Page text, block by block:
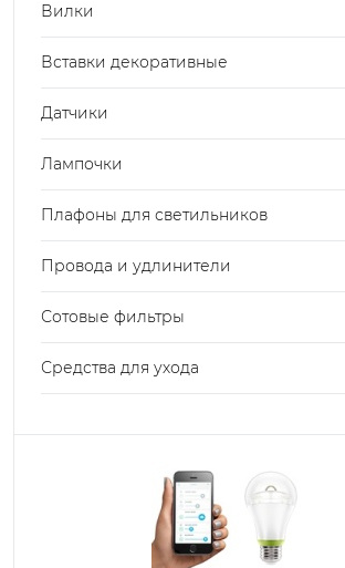
Вилки
Вставки декоративные
Датчики
Лампочки
Плафоны для светильников
Провода и удлинители
Сотовые фильтры
Средства для ухода